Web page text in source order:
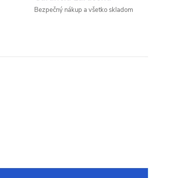
Bezpečný nákup a všetko skladom